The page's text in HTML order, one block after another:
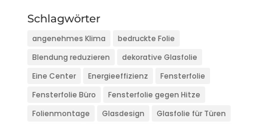
Schlagwörter
angenehmes Klima
bedruckte Folie
Blendung reduzieren
dekorative Glasfolie
Eine Center
Energieeffizienz
Fensterfolie
Fensterfolie Büro
Fensterfolie gegen Hitze
Folienmontage
Glasdesign
Glasfolie für Türen